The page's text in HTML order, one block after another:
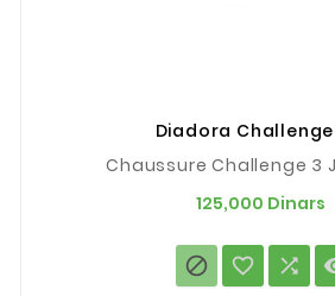
Diadora Challenge
Chaussure Challenge 3
125,000 Dinars
  